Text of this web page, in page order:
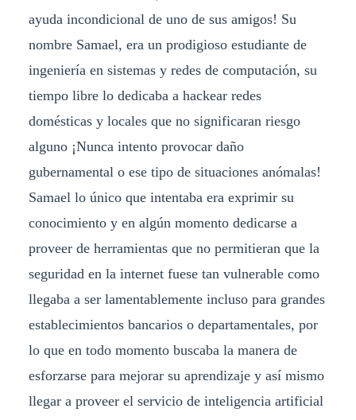
ayuda incondicional de uno de sus amigos! Su
nombre Samael, era un prodigioso estudiante de
ingeniería en sistemas y redes de computación, su
tiempo libre lo dedicaba a hackear redes
domésticas y locales que no significaran riesgo
alguno ¡Nunca intento provocar daño
gubernamental o ese tipo de situaciones anómalas!
Samael lo único que intentaba era exprimir su
conocimiento y en algún momento dedicarse a
proveer de herramientas que no permitieran que la
seguridad en la internet fuese tan vulnerable como
llegaba a ser lamentablemente incluso para grandes
establecimientos bancarios o departamentales, por
lo que en todo momento buscaba la manera de
esforzarse para mejorar su aprendizaje y así mismo
llegar a proveer el servicio de inteligencia artificial